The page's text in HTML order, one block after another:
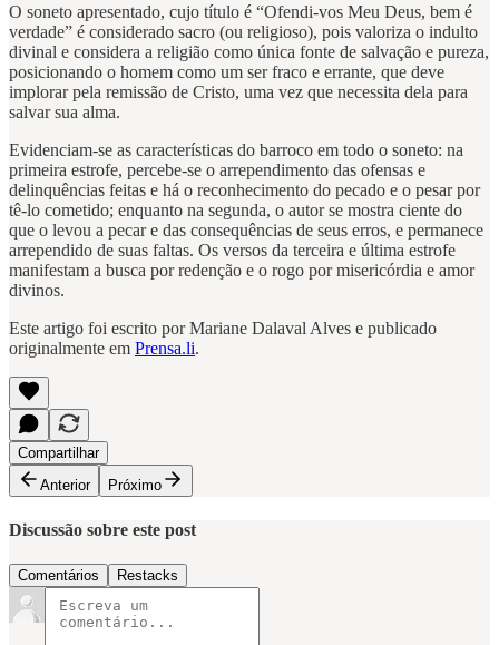
O soneto apresentado, cujo título é “Ofendi-vos Meu Deus, bem é
verdade” é considerado sacro (ou religioso), pois valoriza o indulto
divinal e considera a religião como única fonte de salvação e pureza,
posicionando o homem como um ser fraco e errante, que deve
implorar pela remissão de Cristo, uma vez que necessita dela para
salvar sua alma.
Evidenciam-se as características do barroco em todo o soneto: na
primeira estrofe, percebe-se o arrependimento das ofensas e
delinquências feitas e há o reconhecimento do pecado e o pesar por
tê-lo cometido; enquanto na segunda, o autor se mostra ciente do
que o levou a pecar e das consequências de seus erros, e permanece
arrependido de suas faltas. Os versos da terceira e última estrofe
manifestam a busca por redenção e o rogo por misericórdia e amor
divinos.
Este artigo foi escrito por Mariane Dalaval Alves e publicado
originalmente em Prensa.li.
Compartilhar
Anterior
Próximo
Discussão sobre este post
Comentários Restacks